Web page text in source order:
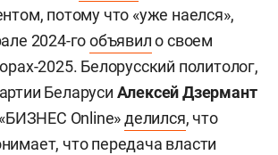
потому что «уже наелся»,
2024-гообъявило своем
2025. Белорусский политолог,
Беларуси Алексей Дзермант
Online»делился, что
что передача власти